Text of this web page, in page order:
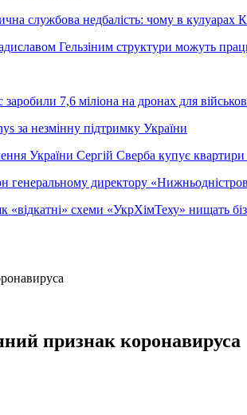
службова недбалість: чому в кулуарах
Гельзіним структури можуть
7,6 міліона на дронах для
за незмінну підтримку України
України Сергій Сверба купує квартири
генеральному директору
«відкатні» схеми «УкрХімТеху» нищать
признак коронавируса